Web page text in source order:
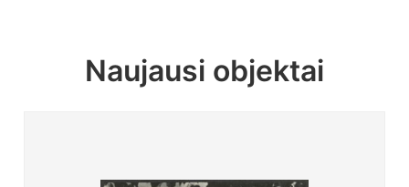
Naujausi objektai